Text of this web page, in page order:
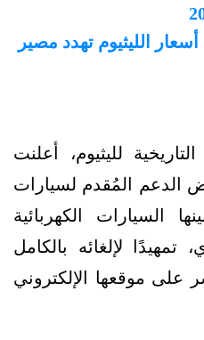
أسعار الليثيوم تهدد مصير
لليثيوم، أعلنت
الدعم المُقدم لسيارات
السيارات الكهربائية
تمهيدًا لإلغائه بالكامل
على موقعها الإلكتروني